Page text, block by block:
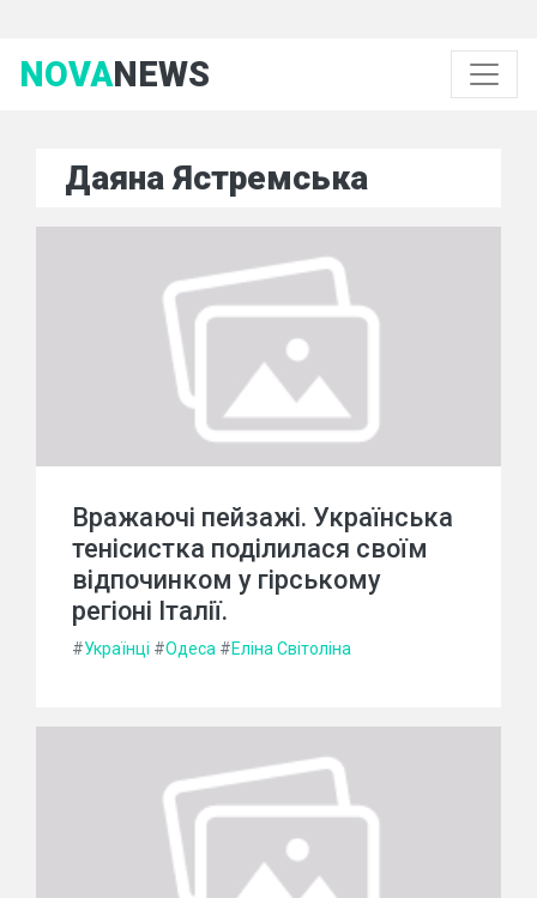
NOVANEWS
Даяна Ястремська
Вражаючі пейзажі. Українська
тенісистка поділилася своїм
відпочинком у гірському
регіоні Італії.
#Українці #Одеса #Еліна Світоліна